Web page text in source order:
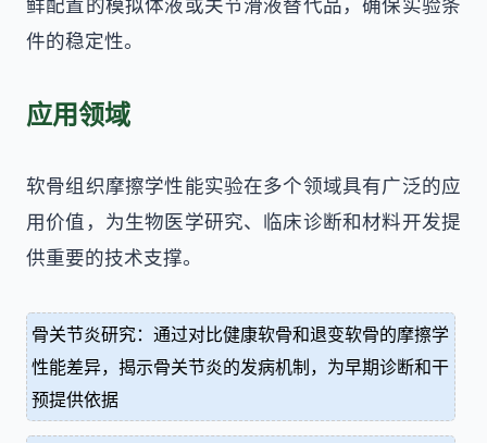
件的稳定性。
应用领域
软骨组织摩擦学性能实验在多个领域具有广泛的应
用价值，为生物医学研究、临床诊断和材料开发提
供重要的技术支撑。
骨关节炎研究：通过对比健康软骨和退变软骨的摩擦学
性能差异，揭示骨关节炎的发病机制，为早期诊断和干
预提供依据